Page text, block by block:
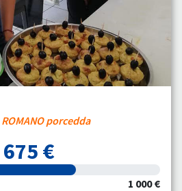
ROMANO porcedda
675 €
1 000 €